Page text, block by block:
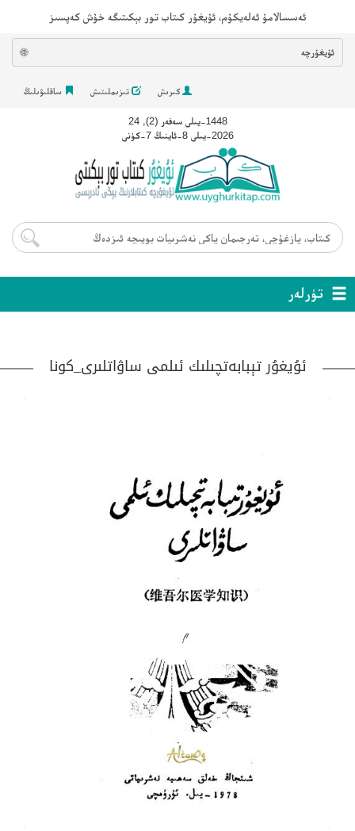
ئەسسالامۇ ئەلەيكۇم، ئۇيغۇر كىتاب تور بېكىتىگە خۇش كەپسىز
ئۇيغۇرچە 🌐
كىرىش تىزىملىتىش ساقلىۋىلىڭ
1448-يىلى سەفەر (2), 24
2026-يىلى 8-ئاينىڭ 7-كۈنى
تۈرلەر
ئۇيغۇر تېبابەتچىلىك ئىلمى ساۋاتلىرى_كونا